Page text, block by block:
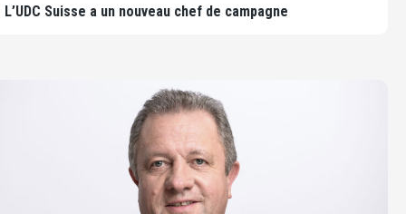
L’UDC Suisse a un nouveau chef de campagne